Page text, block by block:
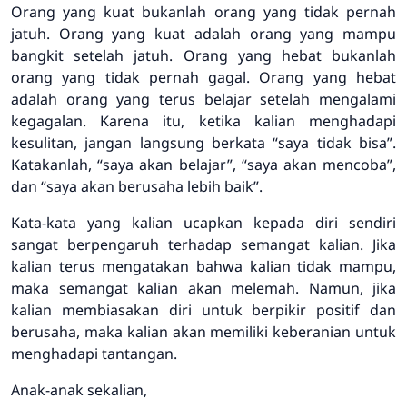
Orang yang kuat bukanlah orang yang tidak pernah
jatuh. Orang yang kuat adalah orang yang mampu
bangkit setelah jatuh. Orang yang hebat bukanlah
orang yang tidak pernah gagal. Orang yang hebat
adalah orang yang terus belajar setelah mengalami
kegagalan. Karena itu, ketika kalian menghadapi
kesulitan, jangan langsung berkata “saya tidak bisa”.
Katakanlah, “saya akan belajar”, “saya akan mencoba”,
dan “saya akan berusaha lebih baik”.
Kata-kata yang kalian ucapkan kepada diri sendiri
sangat berpengaruh terhadap semangat kalian. Jika
kalian terus mengatakan bahwa kalian tidak mampu,
maka semangat kalian akan melemah. Namun, jika
kalian membiasakan diri untuk berpikir positif dan
berusaha, maka kalian akan memiliki keberanian untuk
menghadapi tantangan.
Anak-anak sekalian,